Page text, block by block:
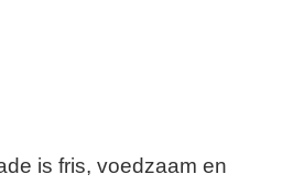
is fris, voedzaam en